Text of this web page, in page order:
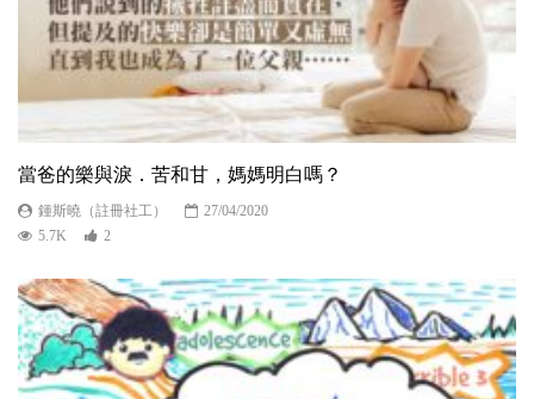
當爸的樂與淚．苦和甘，媽媽明白嗎？
鍾斯曉（註冊社工）
27/04/2020
5.7K
2